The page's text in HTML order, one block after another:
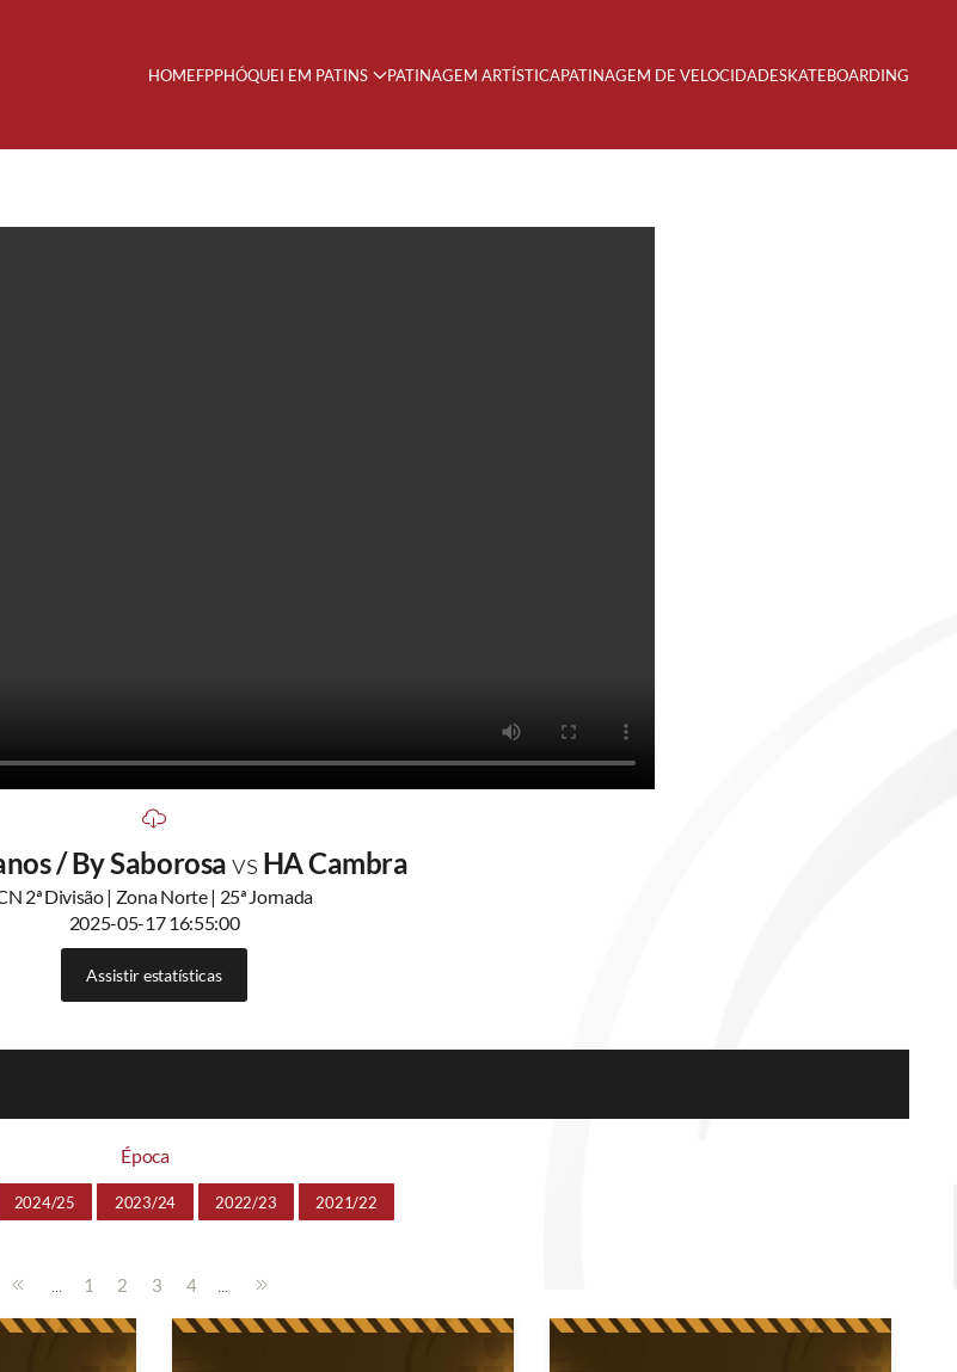
HOMEFPPHÓQUEI EM PATINS PATINAGEM ARTÍSTICAPATINAGEM DE VELOCIDADESKATEBOARDING
/ By Saborosavs HA Cambra
2ª Divisão | Zona Norte | 25ª Jornada
2025-05-17 16:55:00
Assistir estatísticas
Época
2024/25 2023/24 2022/23 2021/22
... 1 2 3 4 ...